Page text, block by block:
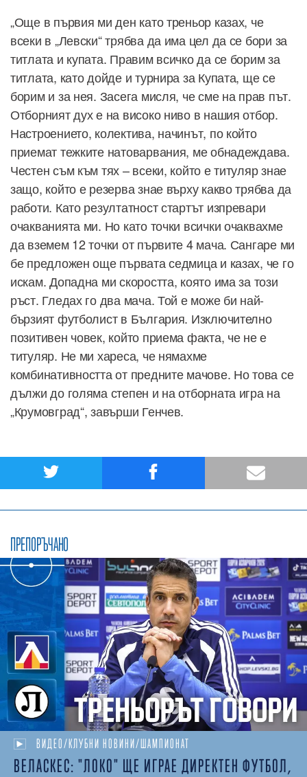
„Още в първия ми ден като треньор казах, че
всеки в „Левски“ трябва да има цел да се бори за
титлата и купата. Правим всичко да се борим за
титлата, като дойде и турнира за Купата, ще се
борим и за нея. Засега мисля, че сме на прав път.
Отборният дух е на високо ниво в нашия отбор.
Настроението, колектива, начинът, по който
приемат тежките натоварвания, ме обнадеждава.
Честен съм към тях – всеки, който е титуляр знае
защо, който е резерва знае върху какво трябва да
работи. Като резултатност стартът изпревари
очакванията ми. Но като точки всички очаквахме
да вземем 12 точки от първите 4 мача. Сангаре ми
бе предложен още първата седмица и казах, че го
искам. Допадна ми скоростта, която има за този
ръст. Гледах го два мача. Той е може би най-
бързият футболист в България. Изключително
позитивен човек, който приема факта, че не е
титуляр. Не ми хареса, че нямахме
комбинативността от предните мачове. Но това се
дължи до голяма степен и на отборната игра на
„Крумовград“, завърши Генчев.
ПРЕПОРЪЧАНО
ВИДЕО/КЛУБНИ НОВИНИ/ШАМПИОНАТ
ВЕЛАСКЕС: "ЛОКО" ЩЕ ИГРАЕ ДИРЕКТЕН ФУТБОЛ,